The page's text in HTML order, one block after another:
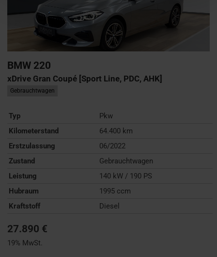
BMW 220
xDrive Gran Coupé [Sport Line, PDC, AHK]
Gebrauchtwagen
Typ
Pkw
Kilometerstand
64.400 km
Erstzulassung
06/2022
Zustand
Gebrauchtwagen
Leistung
140 kW / 190 PS
Hubraum
1995 ccm
Kraftstoff
Diesel
27.890 €
19% MwSt.